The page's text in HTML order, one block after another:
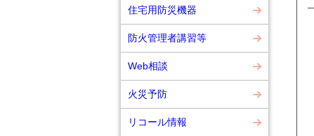
住宅用防災機器
防火管理者講習等
Web相談
火災予防
リコール情報